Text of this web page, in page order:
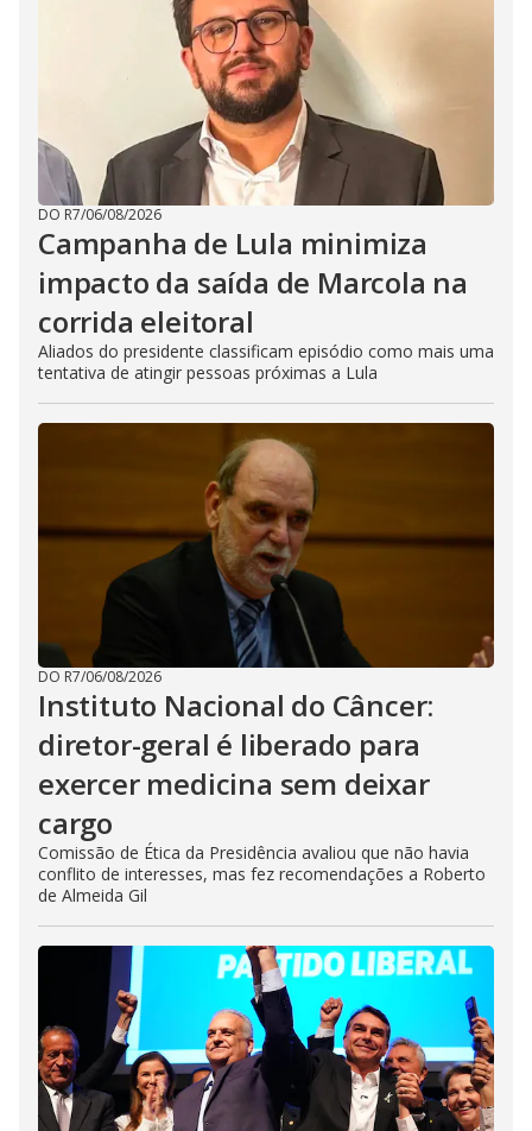
DO R7/06/08/2026
Campanha de Lula minimiza
impacto da saída de Marcola na
corrida eleitoral
Aliados do presidente classificam episódio como mais uma
tentativa de atingir pessoas próximas a Lula
DO R7/06/08/2026
Instituto Nacional do Câncer:
diretor-geral é liberado para
exercer medicina sem deixar
cargo
Comissão de Ética da Presidência avaliou que não havia
conflito de interesses, mas fez recomendações a Roberto
de Almeida Gil